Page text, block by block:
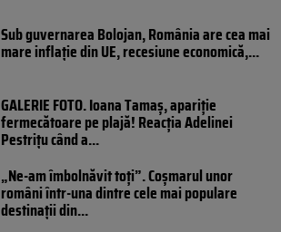
Sub guvernarea Bolojan, România are cea mai
mare inflație din UE, recesiune economică,...
GALERIE FOTO. Ioana Tamaş, apariție
fermecătoare pe plajă! Reacția Adelinei
Pestrițu când a...
„Ne-am îmbolnăvit toți”. Coșmarul unor
români într-una dintre cele mai populare
destinații din...